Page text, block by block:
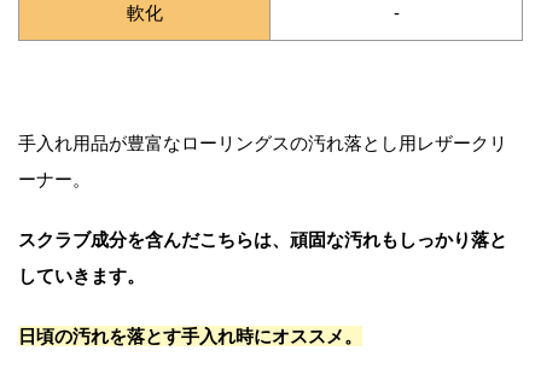
軟化 -
手入れ用品が豊富なローリングスの汚れ落とし用レザークリ
ーナー。
スクラブ成分を含んだこちらは、頑固な汚れもしっかり落と
していきます。
日頃の汚れを落とす手入れ時にオススメ。